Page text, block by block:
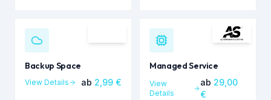
Backup Space
View Details ab 2,99 €
Managed Service
View
Details
ab 29,00
€